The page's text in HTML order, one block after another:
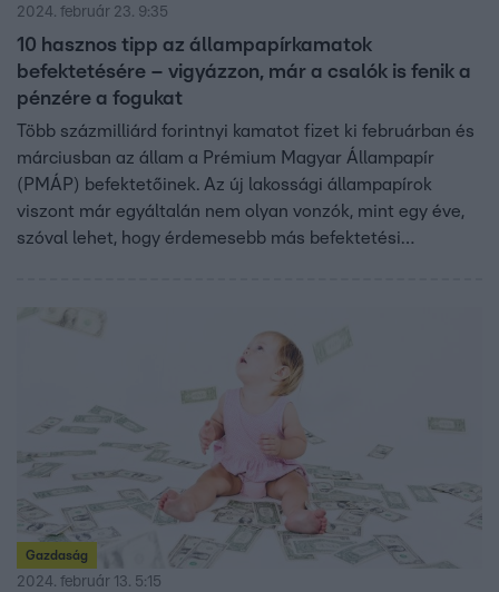
2024. február 23. 9:35
10 hasznos tipp az állampapírkamatok
befektetésére – vigyázzon, már a csalók is fenik a
pénzére a fogukat
Több százmilliárd forintnyi kamatot fizet ki februárban és
márciusban az állam a Prémium Magyar Állampapír
(PMÁP) befektetőinek. Az új lakossági állampapírok
viszont már egyáltalán nem olyan vonzók, mint egy éve,
szóval lehet, hogy érdemesebb más befektetési
lapulnak tízmilliók? Mutatjuk a lehetőségeket és azt is,
mire kell figyelni a döntésnél.
Gazdaság
2024. február 13. 5:15